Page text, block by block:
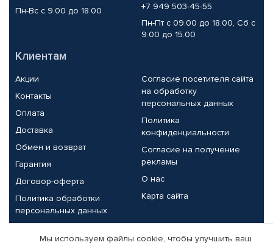
Пн-Вс с 9.00 до 18.00
+7 949 503-45-55
Пн-Пт с 09.00 до 18.00, Сб с
9.00 до 15.00
Клиентам
Акции
Контакты
Оплата
Доставка
Обмен и возврат
Гарантия
Договор-оферта
Политика обработки
персональных данных
Согласие посетителя сайта
на обработку
персональных данных
Политика
конфиденциальности
Согласие на получение
рекламы
О нас
Карта сайта
Партнерам
Мы используем файлы cookie, чтобы улучшить ваш